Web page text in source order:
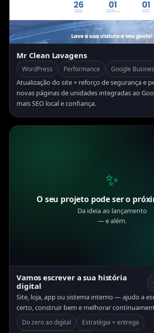
Mr Clean Lavagens
WordPress Performance Google
Atualização do site + reforço de segurança e
novas páginas de unidades integradas ao
mais SEO local e confiança.
✨
O seu projeto pode ser o
Da ideia ao lançamento
— e além.
Vamos escrever a sua história
digital
Site, loja, app ou sistema interno — ajudo a
certo, construir bem e melhorar
Do zero ao digital
Estratégia + entrega